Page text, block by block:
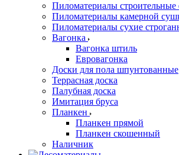
Пиломатериалы строительные
Пиломатериалы камерной
Пиломатериалы сухие
Вагонка
Вагонка штиль
Евровагонка
Доски для пола шпунтованные
Террасная доска
Палубная доска
Имитация бруса
Планкен
Планкен прямой
Планкен скошенный
Наличник